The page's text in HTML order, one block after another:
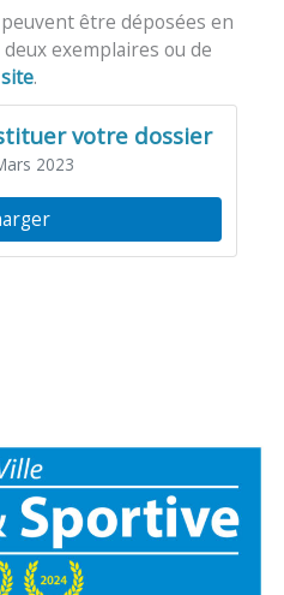
être déposées en
exemplaires ou de
.
votre dossier
2023